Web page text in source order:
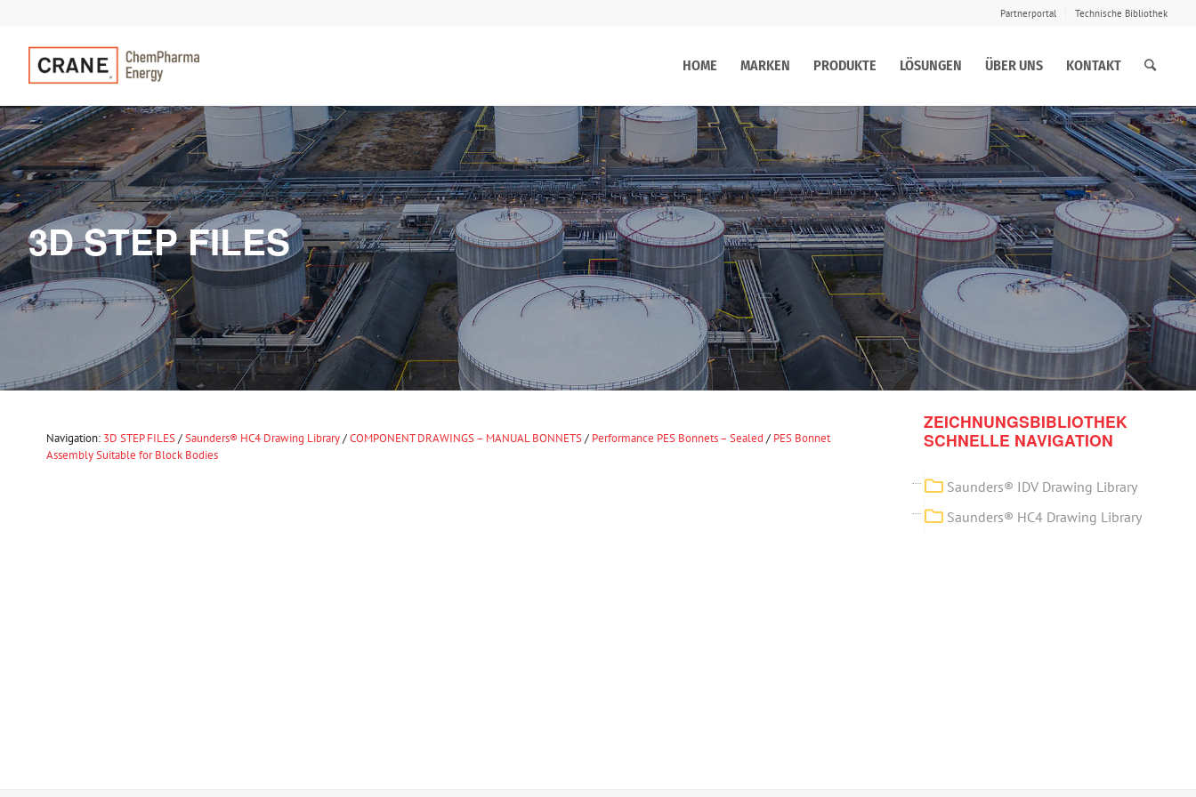
Partnerportal Technische Bibliothek
HOME MARKEN PRODUKTE LÖSUNGEN ÜBER UNS KONTAKT
3D STEP FILES
Navigation: 3D STEP FILES/Saunders® HC4 Drawing Library/COMPONENT DRAWINGS – MANUAL BONNETS/ Performance PES Bonnets – Sealed / PES Bonnet
Assembly Suitable for Block Bodies
ZEICHNUNGSBIBLIOTHEK
SCHNELLE NAVIGATION
Saunders® IDV Drawing Library
Saunders® HC4 Drawing Library